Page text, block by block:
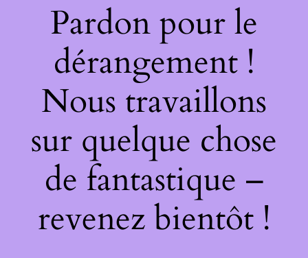
Pardon pour le
dérangement !
Nous travaillons
sur quelque chose
de fantastique –
revenez bientôt !